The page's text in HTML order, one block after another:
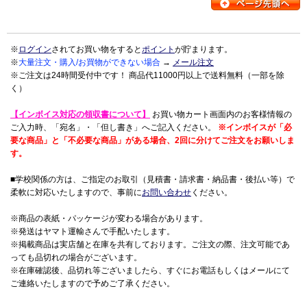
※ ログインされてお買い物をするとポイント が貯まります。
※大量注文・購入/お買物ができない場合 → メール注文
※ご注文は24時間受付中です！ 商品代11000円以上で送料無料（一部を除
く）
【インボイス対応の領収書について】
お買い物カート画面内のお客様情報の
ご入力時、「宛名」・「但し書き」へご記入ください。 ※インボイスが「必
要な商品」と「不必要な商品」がある場合、2回に分けてご注文をお願いしま
す。
■学校関係の方は、ご指定のお取引（見積書・請求書・納品書・後払い等）で
柔軟に対応いたしますので、事前にお問い合わせ ください。
※商品の表紙・パッケージが変わる場合があります。
※発送はヤマト運輸さんで手配いたします。
※掲載商品は実店舗と在庫を共有しております。ご注文の際、注文可能であ
っても品切れの場合がございます。
※在庫確認後、品切れ等ございましたら、すぐにお電話もしくはメールにて
ご連絡いたしますので予めご了承ください。